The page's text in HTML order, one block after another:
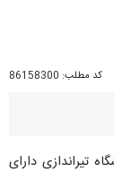
کد مطلب: 86158300
تیراندازی دارای